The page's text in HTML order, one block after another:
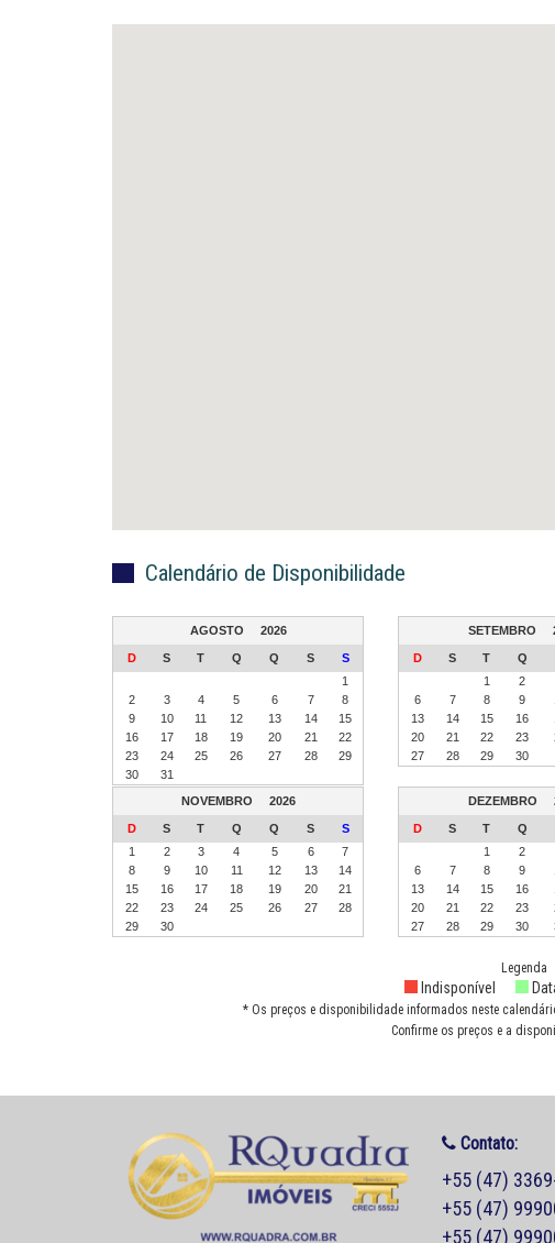
Calendário de Disponibilidade
AGOSTO 2026
D S T Q Q S
S
1
2
3 4 5 6 7
8
9
10 11 12 13 14
15
16
17 18 19 20 21
22
23
24 25 26 27 28
29
30
31
SETEMBRO
D S T Q
1
2
6
7 8 9
13
14 15 16
20
21 22 23
27
28 29 30
NOVEMBRO 2026
D S T Q Q S
S
1
2 3 4 5 6
7
8
9 10 11 12 13
14
15
16 17 18 19 20
21
22
23 24 25 26 27
28
29
30
DEZEMBRO
D S T Q
1
2
6
7 8 9
13
14 15 16
20
21 22 23
27
28 29 30
Legenda
Indisponível
* Os preços e disponibilidade informados neste
Confirme os preços e a
Contato:
+55 (47)
+55 (47)
+55 (47)